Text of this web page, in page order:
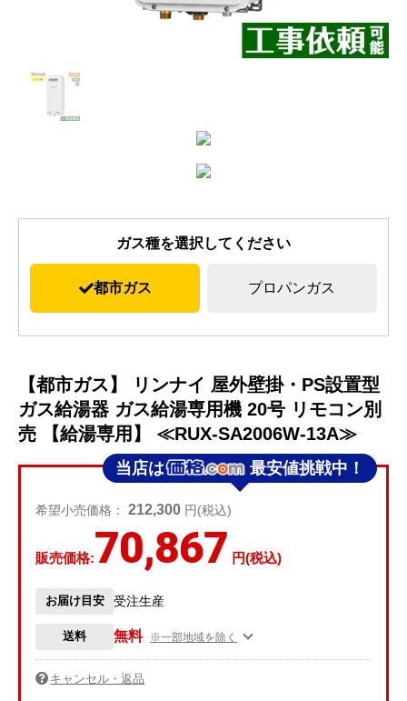
ガス種を選択してください
都市ガス プロパンガス
【都市ガス】 リンナイ 屋外壁掛・PS設置型
ガス給湯器 ガス給湯専用機 20号 リモコン別
売 【給湯専用】 ≪RUX-SA2006W-13A≫
当店は 最安値挑戦中！
希望小売価格：212,300 円(税込)
販売価格:70,867 円(税込)
お届け目安 受注生産
送料 無料 ※一部地域を除く
キャンセル・返品